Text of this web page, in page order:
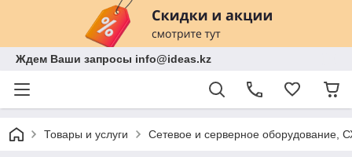
Ждем Ваши запросы info@ideas.kz
Товары и услуги Сетевое и серверное оборудование,